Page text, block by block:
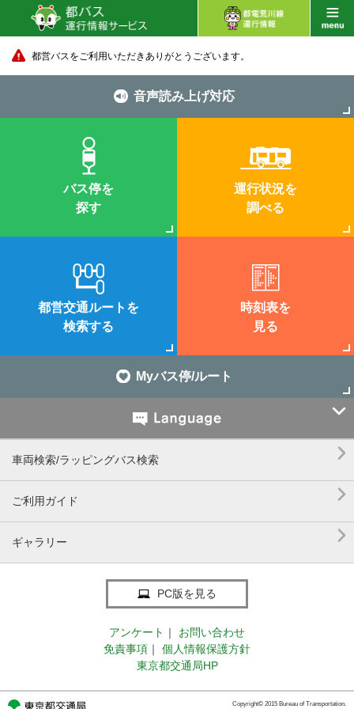
都営バスをご利用いただきありがとうございます。
音声読み上げ対応
バス停を
探す
運行状況を
調べる
都営交通ルートを
検索する
時刻表を
見る
Myバス停/ルート

車両検索/ラッピングバス検索 
ご利用ガイド 
ギャラリー 
PC版を見る
アンケート ｜
お問い合わせ
免責事項 ｜
個人情報保護方針
東京都交通局HP
Copyright© 2015 Bureau of Transportation.